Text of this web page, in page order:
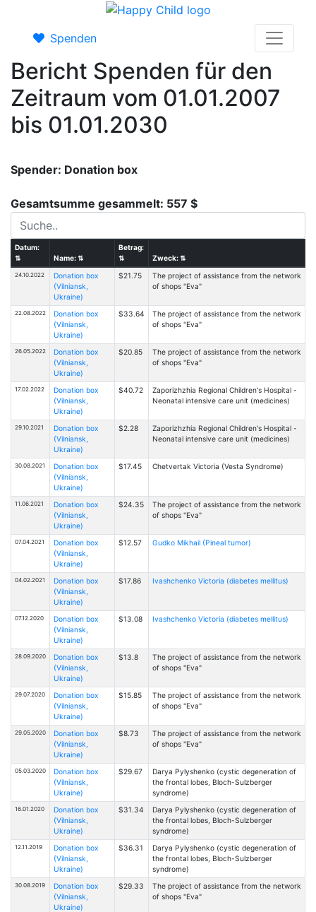
Spenden
Bericht Spenden für den
Zeitraum vom 01.01.2007
bis 01.01.2030
Spender: Donation box
Gesamtsumme gesammelt: 557 $
Datum:
⇅
Name:⇅
Betrag:
⇅
Zweck:⇅
24.10.2022
Donation box
(Vilniansk,
Ukraine)
$21.75
The project of assistance from the network
of shops "Eva"
22.08.2022
Donation box
(Vilniansk,
Ukraine)
$33.64
The project of assistance from the network
of shops "Eva"
26.05.2022
Donation box
(Vilniansk,
Ukraine)
$20.85
The project of assistance from the network
of shops "Eva"
17.02.2022
Donation box
(Vilniansk,
Ukraine)
$40.72
Zaporizhzhia Regional Children's Hospital -
Neonatal intensive care unit (medicines)
29.10.2021
Donation box
(Vilniansk,
Ukraine)
$2.28
Zaporizhzhia Regional Children's Hospital -
Neonatal intensive care unit (medicines)
30.08.2021
Donation box
(Vilniansk,
Ukraine)
$17.45 Chetvertak Victoria (Vesta Syndrome)
11.06.2021
Donation box
(Vilniansk,
Ukraine)
$24.35
The project of assistance from the network
of shops "Eva"
07.04.2021
Donation box
(Vilniansk,
Ukraine)
$12.57 Gudko Mikhail (Pineal tumor)
04.02.2021
Donation box
(Vilniansk,
Ukraine)
$17.86 Ivashchenko Victoria (diabetes mellitus)
07.12.2020
Donation box
(Vilniansk,
Ukraine)
$13.08 Ivashchenko Victoria (diabetes mellitus)
28.09.2020
Donation box
(Vilniansk,
Ukraine)
$13.8
The project of assistance from the network
of shops "Eva"
29.07.2020
Donation box
(Vilniansk,
Ukraine)
$15.85
The project of assistance from the network
of shops "Eva"
29.05.2020
Donation box
(Vilniansk,
Ukraine)
$8.73
The project of assistance from the network
of shops "Eva"
05.03.2020
Donation box
(Vilniansk,
Ukraine)
$29.67
Darya Pylyshenko (cystic degeneration of
the frontal lobes, Bloch-Sulzberger
syndrome)
16.01.2020
Donation box
(Vilniansk,
Ukraine)
$31.34
Darya Pylyshenko (cystic degeneration of
the frontal lobes, Bloch-Sulzberger
syndrome)
12.11.2019
Donation box
(Vilniansk,
Ukraine)
$36.31
Darya Pylyshenko (cystic degeneration of
the frontal lobes, Bloch-Sulzberger
syndrome)
30.08.2019
Donation box
(Vilniansk,
Ukraine)
$29.33
The project of assistance from the network
of shops "Eva"